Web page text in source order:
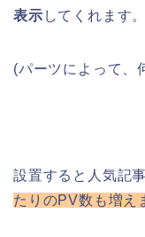
表示 してくれます。
(パーツによって、
設置すると人気記
たりのPV数も増え